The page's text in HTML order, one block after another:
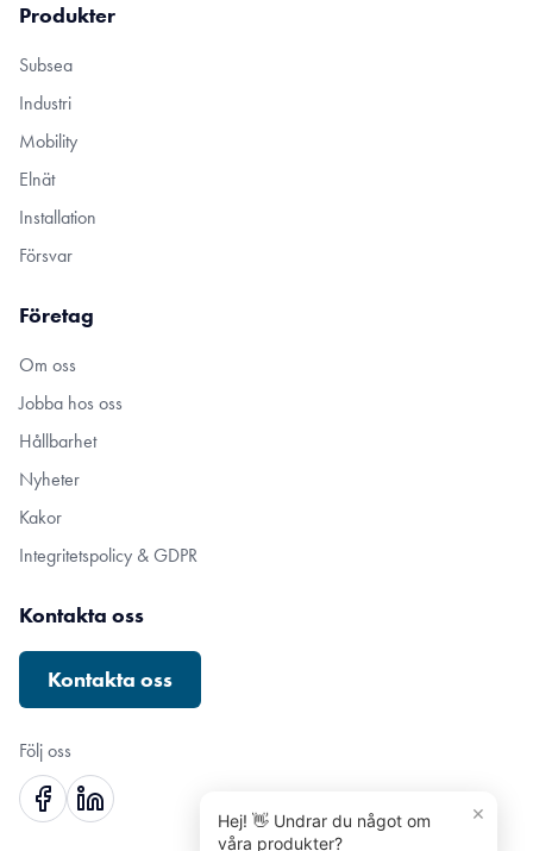
Produkter
Subsea
Industri
Mobility
Elnät
Installation
Försvar
Företag
Om oss
Jobba hos oss
Hållbarhet
Nyheter
Kakor
Integritetspolicy & GDPR
Kontakta oss
Kontakta oss
Följ oss
Hej! 👋 Undrar du något om
våra produkter?
×